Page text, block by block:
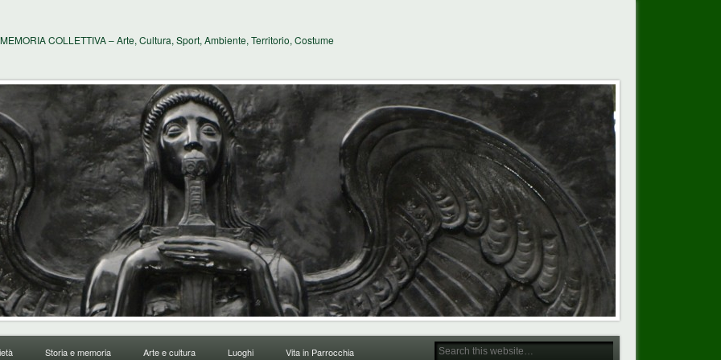
COLLETTIVA – Arte, Cultura, Sport, Ambiente, Territorio, Costume
Storia e memoria Arte e cultura Luoghi Vita in Parrocchia